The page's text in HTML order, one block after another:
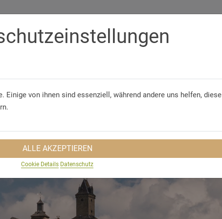
Telefon/WhatsApp
Einige von ihnen sind essenziell, während andere uns helfen, diese
ALLE AKZEPTIEREN
Cookie Details Datenschutz